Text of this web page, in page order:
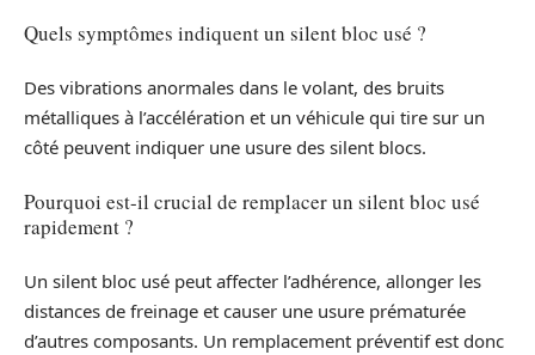
Quels symptômes indiquent un silent bloc usé ?
Des vibrations anormales dans le volant, des bruits
métalliques à l’accélération et un véhicule qui tire sur un
côté peuvent indiquer une usure des silent blocs.
Pourquoi est-il crucial de remplacer un silent bloc usé
rapidement ?
Un silent bloc usé peut affecter l’adhérence, allonger les
distances de freinage et causer une usure prématurée
d’autres composants. Un remplacement préventif est donc